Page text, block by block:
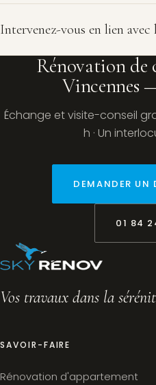
Intervenez-vous en lien avec
Rénovation de
Vincennes
Échange et visite-conseil
h · Un
DEMANDER UN
01 84
Vos travaux dans la
SAVOIR-FAIRE
Rénovation d'appartement